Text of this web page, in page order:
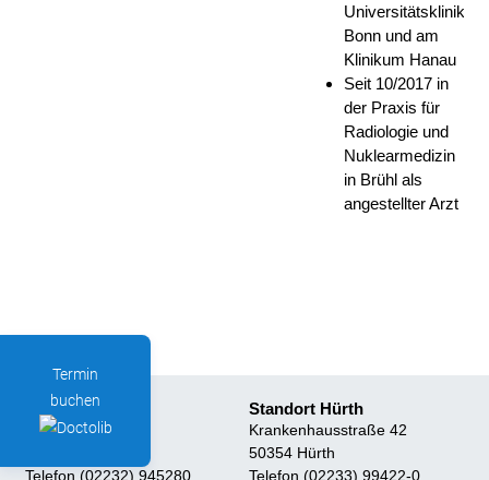
Termin
buchen
Universitätsklinik
Bonn und am
Klinikum Hanau
Seit 10/2017 in
der Praxis für
Radiologie und
Nuklearmedizin
in Brühl als
angestellter Arzt
Standort Brühl
Mühlenstraße 25
Telefon (02232) 945280
Standort Hürth
Krankenhausstraße 42
50354 Hürth
Telefon (02233) 99422-0